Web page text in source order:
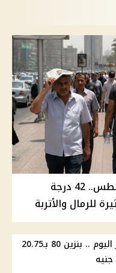
درجات الحرارة اليوم الأحد 9 أغسطس.. 42 درجة
للرمال والأتربة
أسعار الوقود في مصر اليوم .. بنزين 80 بـ20.75